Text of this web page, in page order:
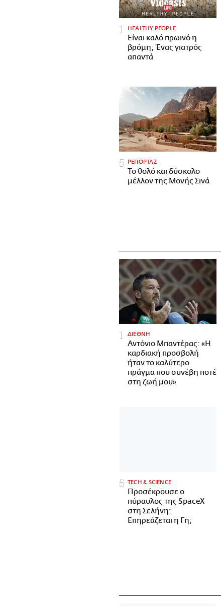
HEALTHY PEOPLE
Είναι καλό πρωινό η
βρόμη; Ένας γιατρός
απαντά
ΡΕΠΟΡΤΑΖ
Το θολό και δύσκολο
μέλλον της Μονής Σινά
ΔΙΕΘΝΗ
Αντόνιο Μπαντέρας: «Η
καρδιακή προσβολή
ήταν το καλύτερο
πράγμα που συνέβη ποτέ
στη ζωή μου»
ΤECH & SCIENCE
Προσέκρουσε ο
πύραυλος της SpaceX
στη Σελήνη:
Επηρεάζεται η Γη;